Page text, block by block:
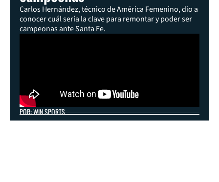
Carlos Hernández, técnico de América Femenino, dio a
conocer cuál sería la clave para remontar y poder ser
campeonas ante Santa Fe.
POR: WIN SPORTS